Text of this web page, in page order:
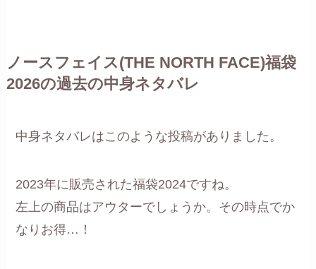
ノースフェイス(THE NORTH FACE)福袋
2026の過去の中身ネタバレ
中身ネタバレはこのような投稿がありました。
2023年に販売された福袋2024ですね。
左上の商品はアウターでしょうか。その時点でか
なりお得…！